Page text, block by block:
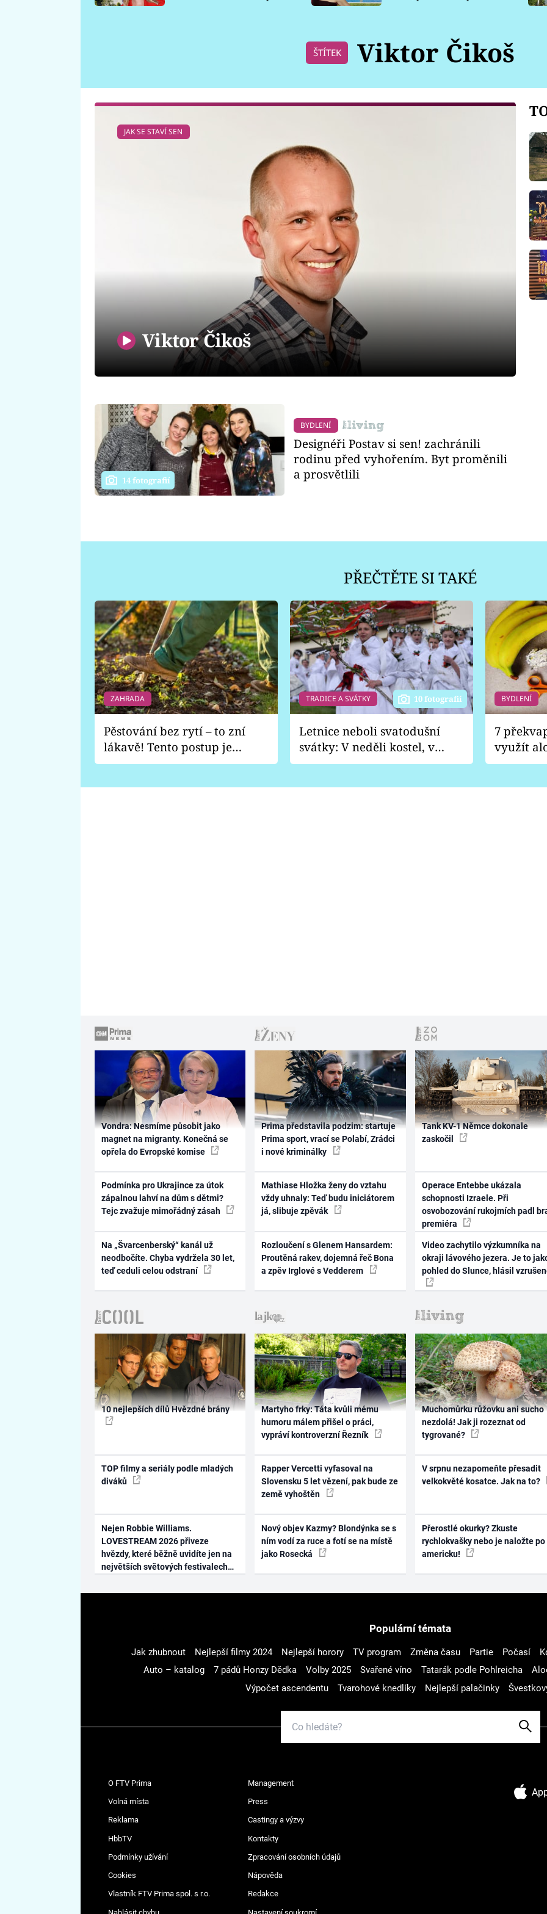
ŠTÍTEK Viktor Čikoš
JAK SE STAVÍ SEN
Viktor Čikoš
14 fotografií
BYDLENÍ
Designéři Postav si sen! zachránili
rodinu před vyhořením. Byt proměnili
a prosvětlili
PŘEČTĚTE SI TAKÉ
ZAHRADA
Pěstování bez rytí – to zní
lákavě! Tento postup je
vhodný jen pro některé
TRADICE A SVÁTKY 10 fotografií
Letnice neboli svatodušní
svátky: V neděli kostel, v
pondělí zábava
BYDLENÍ
7
využít
Vondra: Nesmíme působit jako
magnet na migranty. Konečná se
opřela do Evropské komise
Podmínka pro Ukrajince za útok
zápalnou lahví na dům s dětmi?
Tejc zvažuje mimořádný zásah
Na „Švarcenberský“ kanál už
neodbočíte. Chyba vydržela 30 let,
teď ceduli celou odstraní
Prima představila podzim: startuje
Prima sport, vrací se Polabí, Zrádci
i nové kriminálky
Mathiase Hložka ženy do vztahu
vždy uhnaly: Teď budu iniciátorem
já, slibuje zpěvák
Rozloučení s Glenem Hansardem:
Proutěná rakev, dojemná řeč Bona
a zpěv Irglové s Vedderem
Tank KV-1 Němce dokonale
zaskočil
Operace Entebbe ukázala
schopnosti Izraele. Při
osvobozování rukojmích padl
premiéra
Video zachytilo výzkumníka na
okraji lávového jezera. Je to
pohled do Slunce, hlásil
10 nejlepších dílů Hvězdné brány
TOP filmy a seriály podle mladých
diváků
Nejen Robbie Williams.
LOVESTREAM 2026 přiveze
hvězdy, které běžně uvidíte jen na
největších světových festivalech
Martyho frky: Táta kvůli mému
humoru málem přišel o práci,
vypráví kontroverzní Řezník
Rapper Vercetti vyfasoval na
Slovensku 5 let vězení, pak bude ze
země vyhoštěn
Nový objev Kazmy? Blondýnka se s
ním vodí za ruce a fotí se na místě
jako Rosecká
Muchomůrku růžovku ani sucho
nezdolá! Jak ji rozeznat od
tygrované?
V srpnu nezapomeňte přesadit
velkokvěté kosatce. Jak na to?
Přerostlé okurky? Zkuste
rychlokvašky nebo je naložte po
americku!
Populární témata
Jak zhubnout Nejlepší filmy 2024 Nejlepší horory TV program Změna času Partie Počasí
Auto – katalog
7 pádů Honzy Dědka Volby 2025 Svařené víno Tatarák podle Pohlreicha
Výpočet ascendentu
Tvarohové knedlíky Nejlepší palačinky
O FTV Prima Management
Volná místa Press
Reklama Castingy a výzvy
HbbTV Kontakty
Podmínky užívání Zpracování osobních údajů
Cookies Nápověda
Vlastník FTV Prima spol. s r.o. Redakce